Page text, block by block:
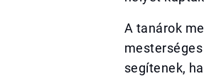
A tanárok
segítenek,